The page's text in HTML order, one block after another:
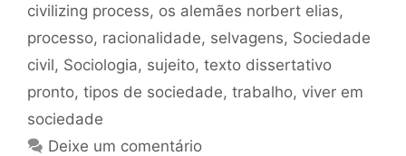
civilizing process, os alemães norbert elias,
processo, racionalidade, selvagens, Sociedade
civil, Sociologia, sujeito, texto dissertativo
pronto, tipos de sociedade, trabalho, viver em
sociedade
Deixe um comentário